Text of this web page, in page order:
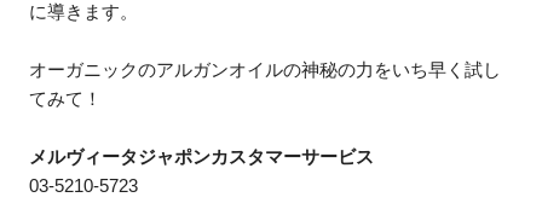
に導きます。
オーガニックのアルガンオイルの神秘の力をいち早く試し
てみて！
メルヴィータジャポンカスタマーサービス
03‐5210‐5723